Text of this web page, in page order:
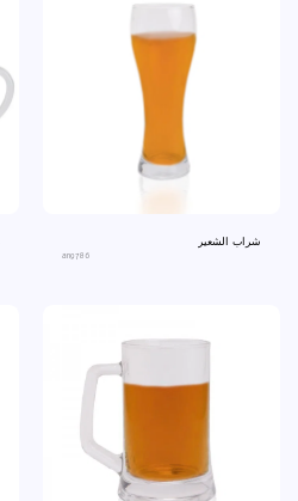
شراب الشعير
an9786